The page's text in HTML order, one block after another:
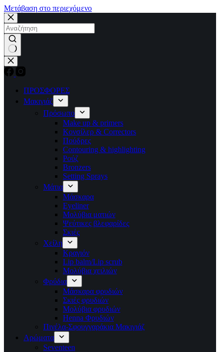
Μετάβαση στο περιεχόμενο
No
results
ΠΡΟΣΦΟΡΕΣ
Μακιγιάζ
Πρόσωπο
Make up & primers
Κονσίλερ & Correctors
Πούδρες
Contouring & highlighting
Ρούζ
Bronzers
Setting Sprays
Μάτια
Μάσκαρα
Eyeliner
Μολύβια ματιών
Ψεύτικες βλεφαρίδες
Σκιές
Χείλη
Κραγιόν
Lip balm/Lip scrub
Μολύβια χειλιών
Φρύδια
Μάσκαρα φρυδιών
Σκιές φρυδιών
Μολύβια φρυδιών
Henna Φρυδιών
Πινέλα-Σφουγγαράκια Μακιγιάζ
Αρώματα
Seventeen